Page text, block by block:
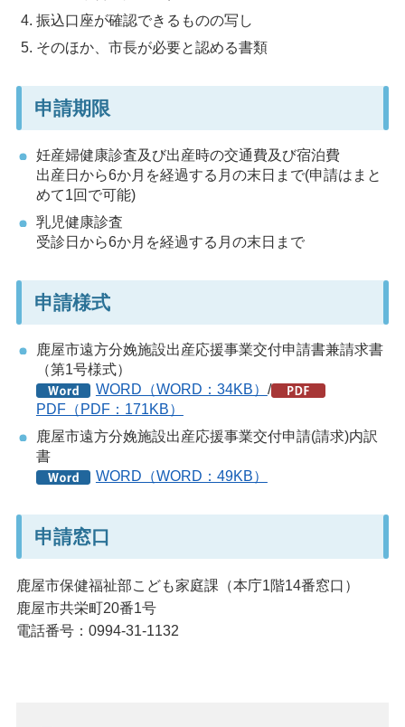
振込口座が確認できるものの写し
そのほか、市長が必要と認める書類
申請期限
妊産婦健康診査及び出産時の交通費及び宿泊費
出産日から6か月を経過する月の末日まで(申請はまと
めて1回で可能)
乳児健康診査
受診日から6か月を経過する月の末日まで
申請様式
鹿屋市遠方分娩施設出産応援事業交付申請書兼請求書
（第1号様式）
WORD（WORD：34KB） /
PDF（PDF：171KB）
鹿屋市遠方分娩施設出産応援事業交付申請(請求)内訳
書
WORD（WORD：49KB）
申請窓口
鹿屋市保健福祉部こども家庭課（本庁1階14番窓口）
鹿屋市共栄町20番1号
電話番号：0994-31-1132